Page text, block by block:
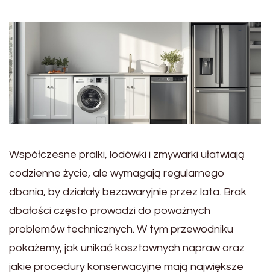
Współczesne pralki, lodówki i zmywarki ułatwiają
codzienne życie, ale wymagają regularnego
dbania, by działały bezawaryjnie przez lata. Brak
dbałości często prowadzi do poważnych
problemów technicznych. W tym przewodniku
pokażemy, jak unikać kosztownych napraw oraz
jakie procedury konserwacyjne mają największe